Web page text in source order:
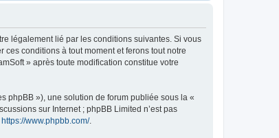
légalement lié par les conditions suivantes. Si vous
ces conditions à tout moment et ferons tout notre
» après toute modification constitue votre
phpBB »), une solution de forum publiée sous la «
sur Internet ; phpBB Limited n’est pas
https://www.phpbb.com/.